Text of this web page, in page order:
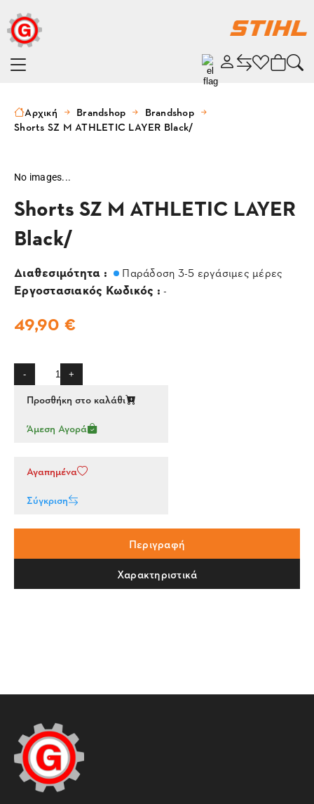
Αρχική Brandshop
Brandshop
Shorts SZ M ATHLETIC LAYER Black/
No images...
Shorts SZ M ATHLETIC LAYER
Black/
Διαθεσιμότητα : Παράδοση 3-5 εργάσιμες μέρες
Εργοστασιακός Κωδικός : -
49,90 €
- +
Προσθήκη στο καλάθι
Άμεση Αγορά
Αγαπημένα
Σύγκριση
Περιγραφή
Χαρακτηριστικά